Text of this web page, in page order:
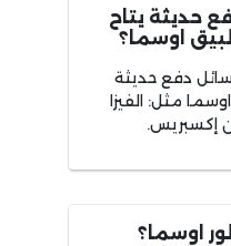
حديثة يتاح
اوسما؟
دفع حديثة
مثل: الفيزا
إكسبريس.
اوسما؟